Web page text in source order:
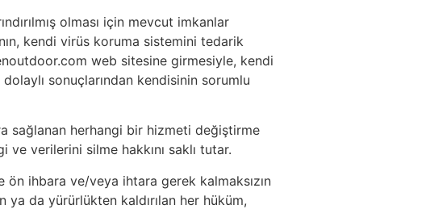
olması için mevcut imkanlar
kendi virüs koruma sistemini tedarik
web sitesine girmesiyle, kendi
sonuçlarından kendisinin sorumlu
sağlanan herhangi bir hizmeti değiştirme
verilerini silme hakkını saklı tutar.
ihbara ve/veya ihtara gerek kalmaksızın
da yürürlükten kaldırılan her hüküm,